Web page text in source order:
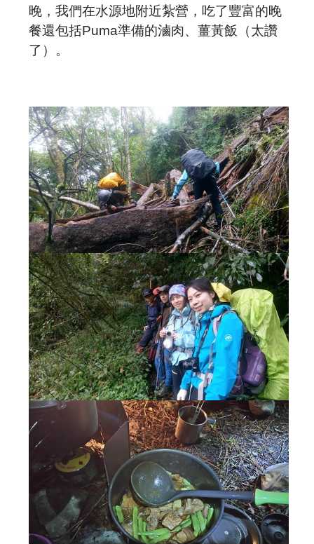
晚，我們在水源地附近紮營，吃了豐富的晚
餐還包括Puma準備的滷肉、薑黃飯（太讚
了）。